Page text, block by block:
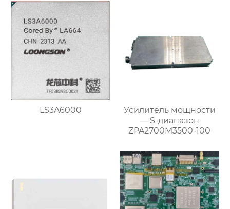
LS3A6000
Усилитель мощности
— S-диапазон
ZPA2700M3500-100